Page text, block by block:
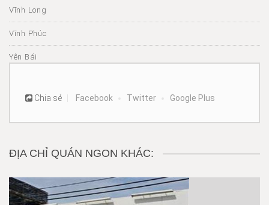
Vĩnh Long
Vĩnh Phúc
Yên Bái
Chia sẻ Facebook Twitter Google Plus
ĐỊA CHỈ QUÁN NGON KHÁC: